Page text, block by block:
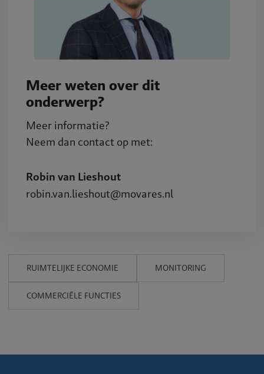
Meer weten over dit
onderwerp?
Meer informatie?
Neem dan contact op met:
Robin van Lieshout
robin.van.lieshout@movares.nl
RUIMTELIJKE ECONOMIE MONITORING
COMMERCIËLE FUNCTIES